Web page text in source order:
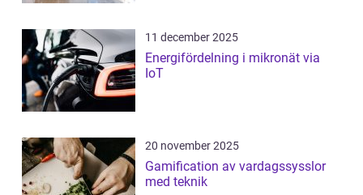
11 december 2025
Energifördelning i mikronät via
IoT
20 november 2025
Gamification av vardagssysslor
med teknik